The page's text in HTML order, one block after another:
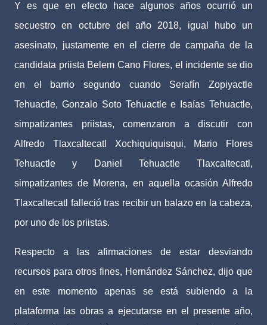
Y es que en efecto hace algunos años ocurrió un
secuestro en octubre del año 2018, igual hubo un
asesinato, justamente en el cierre de campaña de la
candidata priista Belem Cano Flores, el incidente se dio
en el barrio segundo cuando Serafín Zopiyactle
Tehuactle, Gonzalo Soto Tehuactle e Isaías Tehuactle,
simpatizantes priistas, comenzaron a discutir con
Alfredo Tlaxcaltecatl Xochiquiquisqui, Mario Flores
Tehuactle y Daniel Tehuactle Tlaxcaltecatl,
simpatizantes de Morena, en aquella ocasión Alfredo
Tlaxcaltecatl falleció tras recibir un balazo en la cabeza,
por uno de los priistas.
Respecto a las afirmaciones de estar desviando
recursos para otros fines, Hernández Sánchez, dijo que
en este momento apenas se está subiendo a la
plataforma las obras a ejecutarse en el presente año,